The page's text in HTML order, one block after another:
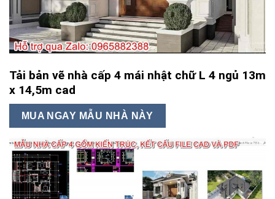
Tải bản vẽ nhà cấp 4 mái nhật chữ L 4 ngủ 13m
x 14,5m cad
MUA NGAY MẪU NHÀ NÀY